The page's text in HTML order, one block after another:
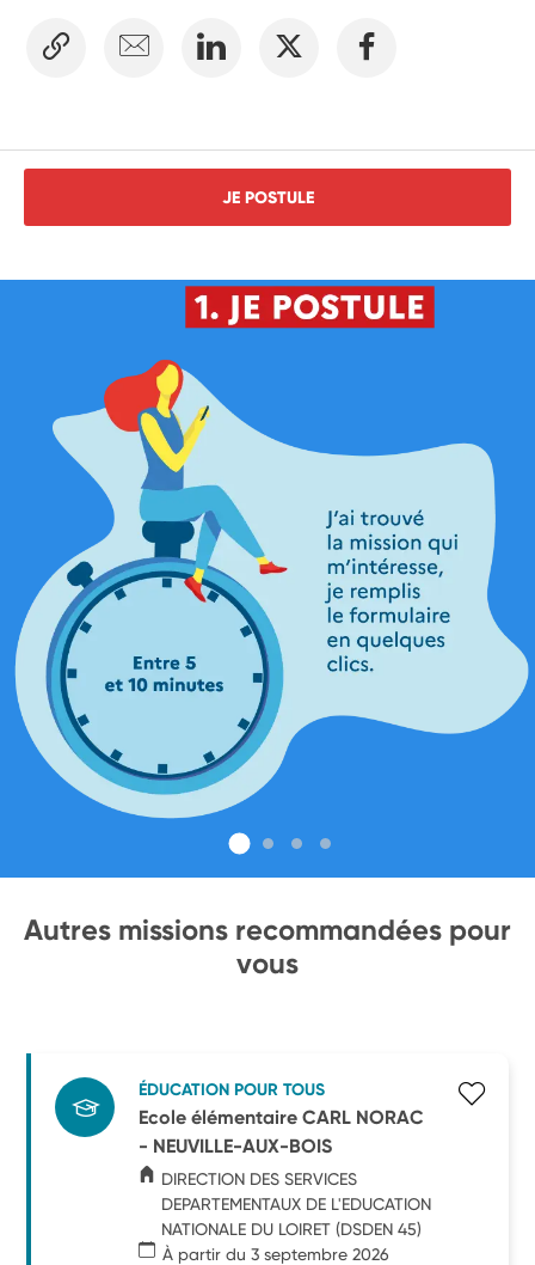
JE POSTULE
Autres missions recommandées pour
vous
ÉDUCATION POUR TOUS
Ecole élémentaire CARL NORAC
- NEUVILLE-AUX-BOIS
DIRECTION DES SERVICES
DEPARTEMENTAUX DE L'EDUCATION
NATIONALE DU LOIRET (DSDEN 45)
À partir du 3 septembre 2026